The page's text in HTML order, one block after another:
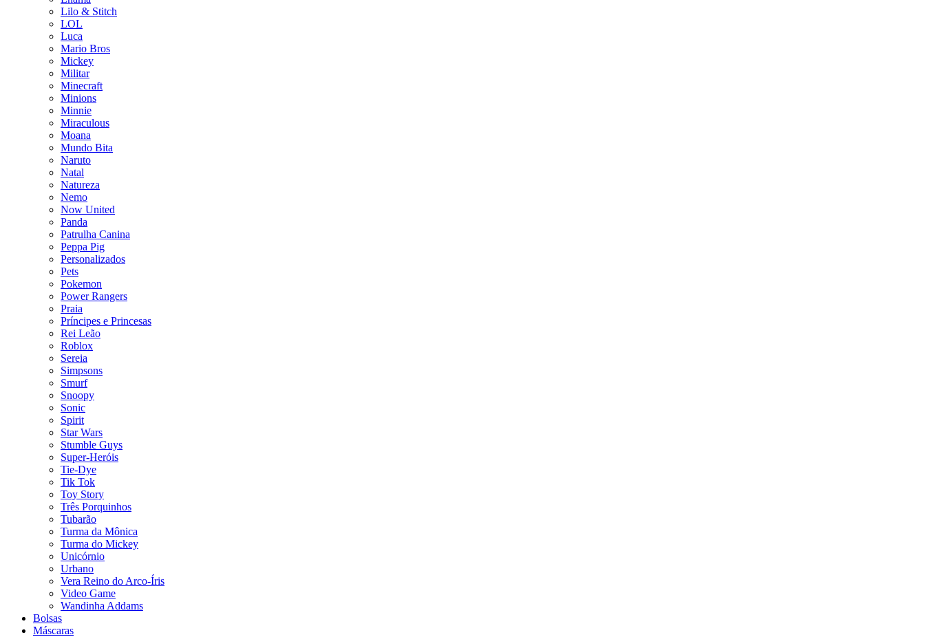
Lilo & Stitch
LOL
Luca
Mario Bros
Mickey
Militar
Minecraft
Minions
Minnie
Miraculous
Moana
Mundo Bita
Naruto
Natal
Natureza
Nemo
Now United
Panda
Patrulha Canina
Peppa Pig
Personalizados
Pets
Pokemon
Power Rangers
Praia
Príncipes e Princesas
Rei Leão
Roblox
Sereia
Simpsons
Smurf
Snoopy
Sonic
Spirit
Star Wars
Stumble Guys
Super-Heróis
Tie-Dye
Tik Tok
Toy Story
Três Porquinhos
Tubarão
Turma da Mônica
Turma do Mickey
Unicórnio
Urbano
Vera Reino do Arco-Íris
Video Game
Wandinha Addams
Bolsas
Máscaras